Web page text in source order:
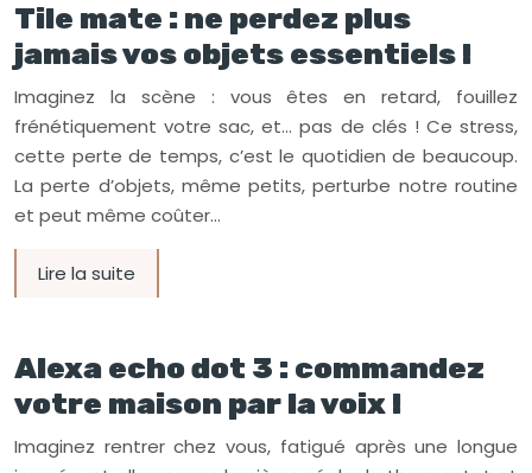
Tile mate : ne perdez plus
jamais vos objets essentiels !
Imaginez la scène : vous êtes en retard, fouillez
frénétiquement votre sac, et… pas de clés ! Ce stress,
cette perte de temps, c’est le quotidien de beaucoup.
La perte d’objets, même petits, perturbe notre routine
et peut même coûter…
Lire la suite
Alexa echo dot 3 : commandez
votre maison par la voix !
Imaginez rentrer chez vous, fatigué après une longue